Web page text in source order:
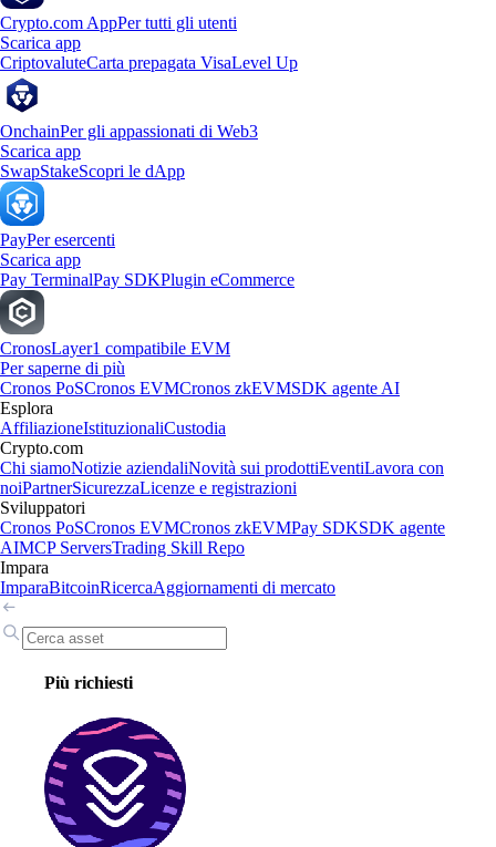
Crypto.com AppPer tutti gli utenti
Scarica app
CriptovaluteCarta prepagata VisaLevel Up
OnchainPer gli appassionati di Web3
Scarica app
SwapStakeScopri le dApp
PayPer esercenti
Scarica app
Pay TerminalPay SDKPlugin eCommerce
CronosLayer1 compatibile EVM
Per saperne di più
Cronos PoSCronos EVMCronos zkEVMSDK agente AI
Esplora
AffiliazioneIstituzionaliCustodia
Crypto.com
Chi siamoNotizie aziendaliNovità sui prodottiEventiLavora con
noiPartnerSicurezzaLicenze e registrazioni
Sviluppatori
Cronos PoSCronos EVMCronos zkEVMPay SDKSDK agente
AIMCP ServersTrading Skill Repo
Impara
ImparaBitcoinRicercaAggiornamenti di mercato
Più richiesti